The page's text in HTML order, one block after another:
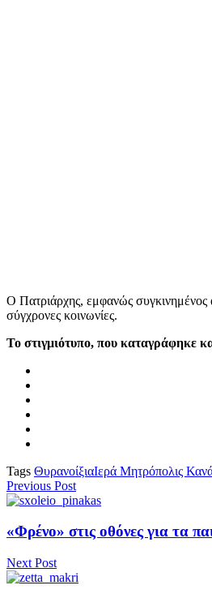
Ο Πατριάρχης, εμφανώς συγκινημένος
σύγχρονες κοινωνίες.
Το στιγμιότυπο, που καταγράφηκε
Tags ΘυρανοίξιαΙερά Μητρόπολις
Previous Post
«Φρένο» στις οθόνες για τα
Next Post